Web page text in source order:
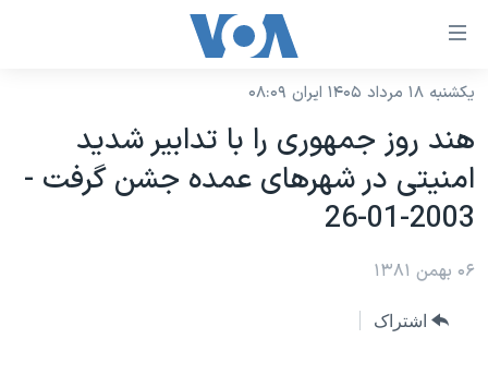
لینکهای
دسترسی
جهش
به
محتوای
اصلی
به
صفحه
نسخه سبک وب‌سایت
موضوع ها
آمریکا
جهان
برنامه های تلویزیونی
جدول برنامه ها
صفحه‌های ویژه
یکشنبه ۱۸ مرداد ۱۴۰۵ ایران ۰۸:۰۹
هند روز جمهوری را با تدابير شديد
امنيتی در شهرهای عمده جشن گرفت -
2003-01-26
۰۶ بهمن ۱۳۸۱
اشتراک